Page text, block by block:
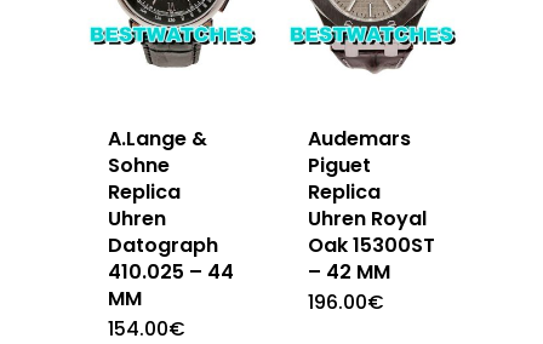
A.Lange &
Sohne
Replica
Uhren
Datograph
410.025 – 44
MM
154.00€
Audemars
Piguet
Replica
Uhren Royal
Oak 15300ST
– 42 MM
196.00€